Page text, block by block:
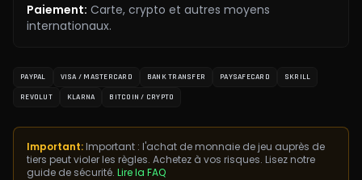
Paiement: Carte, crypto et autres moyens
internationaux.
PAYPAL VISA / MASTERCARD BANK TRANSFER PAYSAFECARD SKRILL
REVOLUT KLARNA BITCOIN / CRYPTO
Important: Important : l'achat de monnaie de jeu auprès de
tiers peut violer les règles. Achetez à vos risques. Lisez notre
guide de sécurité. Lire la FAQ